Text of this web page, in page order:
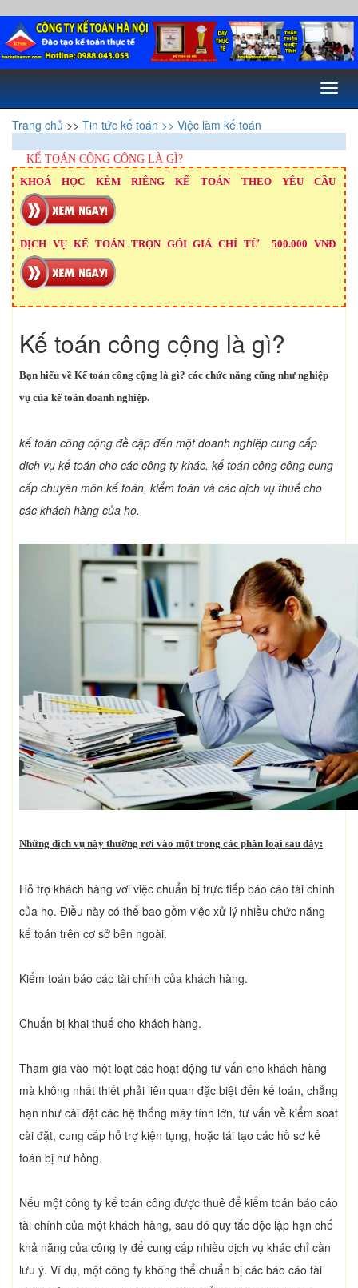
Toggle
Trang chủ >> Tin tức kế toán >> Việc làm kế toán
KẾ TOÁN CÔNG CỘNG LÀ GÌ?
KHOÁ HỌC KÈM RIÊNG KẾ TOÁN THEO YÊU CẦU
DỊCH VỤ KẾ TOÁN TRỌN GÓI GIÁ CHỈ TỪ 500.000 VNĐ
Kế toán công cộng là gì?
Bạn hiểu về Kế toán công cộng là gì? các chức năng cũng như nghiệp
vụ của kế toán doanh nghiệp.
kế toán công cộng đề cập đến một doanh nghiệp cung cấp
dịch vụ kế toán cho các công ty khác. kế toán công cộng cung
cấp chuyên môn kế toán, kiểm toán và các dịch vụ thuế cho
các khách hàng của họ.
Những dịch vụ này thường rơi vào một trong các phân loại sau đây:
Hỗ trợ khách hàng với việc chuẩn bị trực tiếp báo cáo tài chính
của họ. Điều này có thể bao gồm việc xử lý nhiều chức năng
kế toán trên cơ sở bên ngoài.
Kiểm toán báo cáo tài chính của khách hàng.
Chuẩn bị khai thuế cho khách hàng.
Tham gia vào một loạt các hoạt động tư vấn cho khách hàng
mà không nhất thiết phải liên quan đặc biệt đến kế toán, chẳng
hạn như cài đặt các hệ thống máy tính lớn, tư vấn về kiểm soát
cài đặt, cung cấp hỗ trợ kiện tụng, hoặc tái tạo các hồ sơ kế
toán bị hư hỏng.
Nếu một công ty kế toán công được thuê để kiểm toán báo cáo
tài chính của một khách hàng, sau đó quy tắc độc lập hạn chế
khả năng của công ty để cung cấp nhiều dịch vụ khác chỉ cần
lưu ý. Ví dụ, một công ty không thể chuẩn bị các báo cáo tài